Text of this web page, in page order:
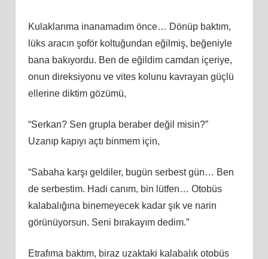
Kulaklarıma inanamadım önce… Dönüp baktım,
lüks aracın şoför koltuğundan eğilmiş, beğeniyle
bana bakıyordu. Ben de eğildim camdan içeriye,
onun direksiyonu ve vites kolunu kavrayan güçlü
ellerine diktim gözümü,
“Serkan? Sen grupla beraber değil misin?”
Uzanıp kapıyı açtı binmem için,
“Sabaha karşı geldiler, bugün serbest gün… Ben
de serbestim. Hadi canım, bin lütfen… Otobüs
kalabalığına binemeyecek kadar şık ve narin
görünüyorsun. Seni bırakayım dedim.”
Etrafıma baktım, biraz uzaktaki kalabalık otobüs